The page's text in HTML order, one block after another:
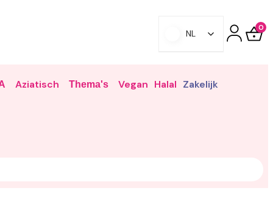
NL
0
Aziatisch Thema's Vegan Halal Zakelijk